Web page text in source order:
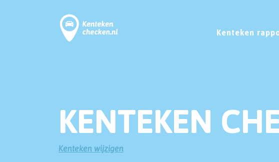
Kenteken
KENTEKEN
Kenteken wijzigen